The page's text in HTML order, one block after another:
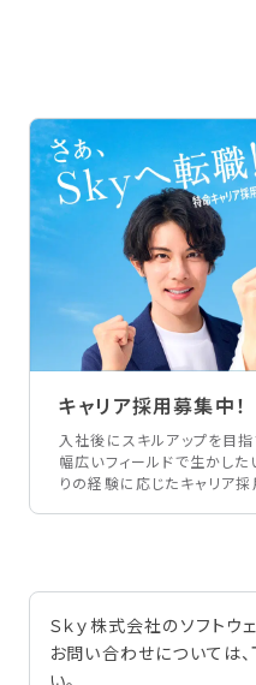
キャリア採用募集中！
入社後にスキルアップを目
幅広いフィールドで生かし
りの経験に応じたキャリア採
Ｓｋｙ株式会社のソフトウ
お問い合わせについては